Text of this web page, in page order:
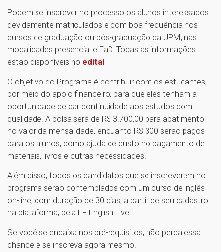
Podem se inscrever no processo os alunos interessados
devidamente matriculados e com boa frequência nos
cursos de graduação ou pós-graduação da UPM, nas
modalidades presencial e EaD. Todas as informações
estão disponíveis no edital
O objetivo do Programa é contribuir com os estudantes,
por meio do apoio financeiro, para que eles tenham a
oportunidade de dar continuidade aos estudos com
qualidade. A bolsa será de R$ 3.700,00 para abatimento
no valor da mensalidade, enquanto R$ 300 serão pagos
para os alunos, como ajuda de custo no pagamento de
materiais, livros e outras necessidades.
Além disso, todos os candidatos que se inscreverem no
programa serão contemplados com um curso de inglês
on-line, com duração de 30 dias, a partir de seu cadastro
na plataforma, pela EF English Live.
Se você se encaixa nos pré-requisitos, não perca essa
chance e se inscreva agora mesmo!